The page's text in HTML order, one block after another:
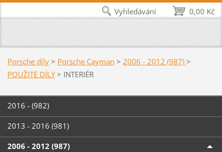
Porsche díly > Porsche Cayman > 2006 - 2012 (987) >
POUŽITÉ DÍLY > INTERIÉR
2016 - (982)
2013 - 2016 (981)
2006 - 2012 (987)
0,00 Kč
Vyhledávání